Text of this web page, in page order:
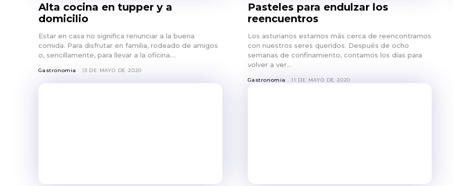
Alta cocina en tupper y a
domicilio
Estar en casa no significa renunciar a la buena
comida. Para disfrutar en familia, rodeado de amigos
o, sencillamente, para llevar a la oficina....
Gastronomia 13 DE MAYO DE 2020
Pasteles para endulzar los
reencuentros
Los asturianos estamos más cerca de reencontrarnos
con nuestros seres queridos. Después de ocho
semanas de confinamiento, contamos los días para
volver a ver...
Gastronomia 11 DE MAYO DE 2020